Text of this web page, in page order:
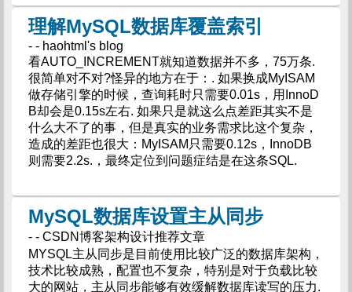
理解MySQL数据库覆盖索引
- - haohtml's blog
看AUTO_INCREMENT就知道数据并不多，75万条.
很简单对不对?怪异的地方在于：. 如果换成MyISAM
做存储引擎的时候，查询耗时只需要0.01s，用InnoD
B却会是0.15s左右. 如果只是就这么点差距其实不是
什么大不了的事，但是真实的业务需求比这个复杂，
造成的差距也很大：MyISAM只需要0.12s，InnoDB
则需要2.2s.，最终定位到问题症结是在这条SQL.
MySQL数据库设置主从同步
- - CSDN博客架构设计推荐文章
MYSQL主从同步是目前使用比较广泛的数据库架构，
技术比较成熟，配置也不复杂，特别是对于负载比较
大的网站，主从同步能够有效缓解数据库读写的压力.